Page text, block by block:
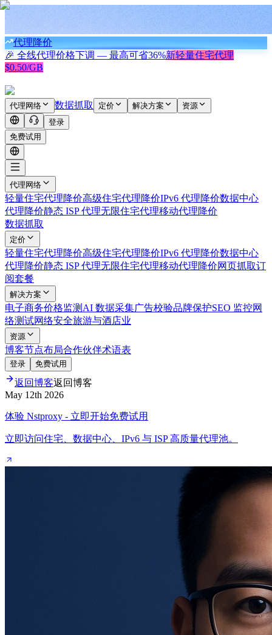
代理降价
🎉 全线代理价格下调 — 最高可省36%新轻量住宅代理
$0.50/GB
代理网络 数据抓取 定价 解决方案
资源
登录
免费试用
代理网络
轻量住宅代理降价高级住宅代理降价IPv6 代理降价数据中心
代理降价静态 ISP 代理无限住宅代理移动代理降价
数据抓取
定价
轻量住宅代理降价高级住宅代理降价IPv6 代理降价数据中心
代理降价静态 ISP 代理无限住宅代理移动代理降价网页抓取订
阅套餐
解决方案
电子商务价格监测 AI 数据采集广告校验品牌保护SEO 监控网
络测试网络安全旅游与酒店业
资源
博客节点布局合作伙伴术语表
登录 免费试用
返回博客返回博客
May 12th 2026
体验 Nstproxy - 立即开始免费试用
立即访问住宅、数据中心、IPv6 与 ISP 高质量代理池。